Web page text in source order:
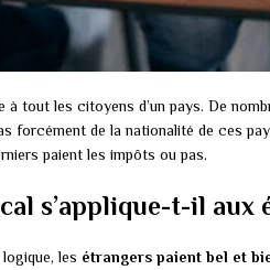
à tout les citoyens d’un pays. De
forcément de la nationalité de ces
paient les impôts ou pas.
s’applique-t-il
les étrangers paient bel et